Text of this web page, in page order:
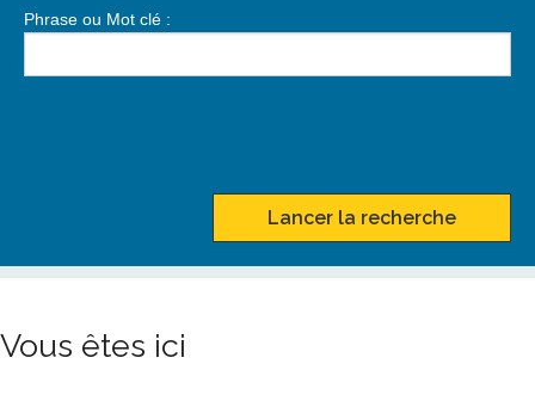
Phrase ou Mot clé :
Lancer la recherche
Vous êtes ici